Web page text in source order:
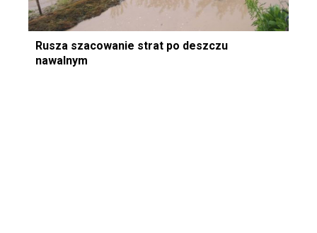
Rusza szacowanie strat po deszczu
nawalnym